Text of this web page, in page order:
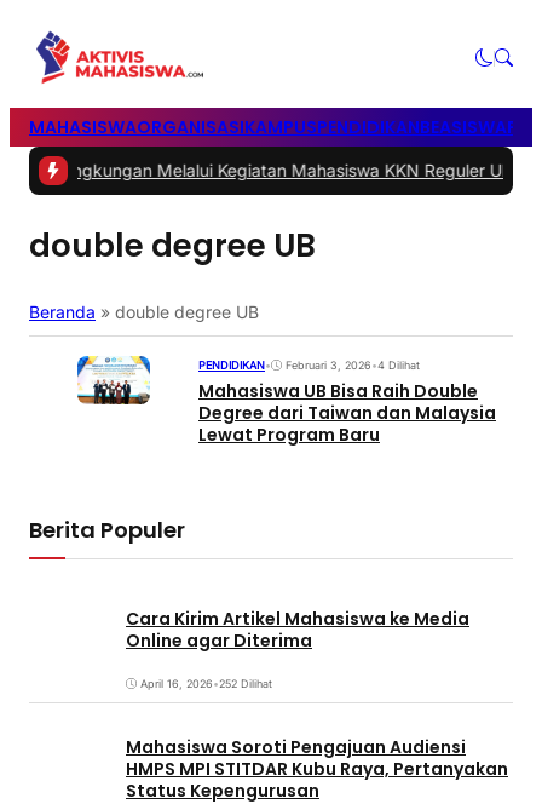
MAHASISWAORGANISASIKAMPUSPENDIDIKANBEASISWA
Melalui Kegiatan Mahasiswa KKN Reguler UNP 2026|#2 -
double degree UB
Beranda » double degree UB
PENDIDIKAN• Februari 3, 2026•4 Dilihat
Mahasiswa UB Bisa Raih Double
Degree dari Taiwan dan Malaysia
Lewat Program Baru
Berita Populer
Cara Kirim Artikel Mahasiswa ke Media
Online agar Diterima
April 16, 2026•252 Dilihat
Mahasiswa Soroti Pengajuan Audiensi
HMPS MPI STITDAR Kubu Raya, Pertanyakan
Status Kepengurusan